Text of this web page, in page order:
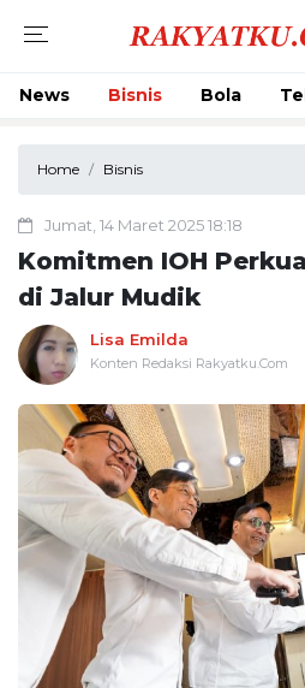
News Bisnis Bola
Home Bisnis
Jumat, 14 Maret 2025 18:18
Komitmen IOH
di Jalur Mudik
Lisa Emilda
Konten Redaksi Rakyatku.Com